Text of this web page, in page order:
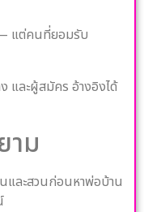
แต่คนที่ยอมรับ
และผู้สมัคร อ้างอิงได้
าม
และสวนก่อนหาพ่อบ้าน